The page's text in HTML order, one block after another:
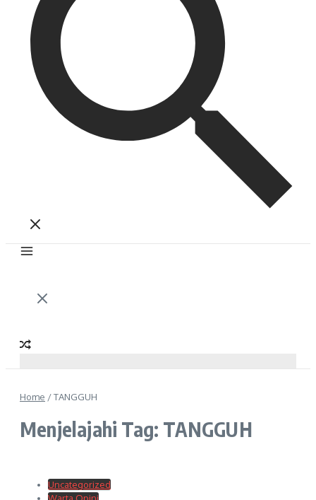
Home /TANGGUH
Menjelajahi Tag: TANGGUH
Uncategorized
Warta Opini